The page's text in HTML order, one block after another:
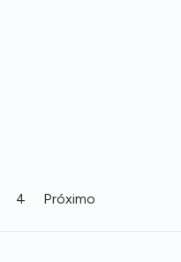
4 Próximo